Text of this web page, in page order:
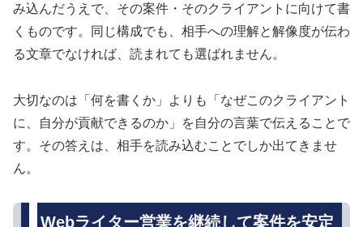
み込んだうえで、その案件・そのクライアントに向けて書
くものです。同じ構成でも、相手への理解と解像度が伝わ
る文章でなければ、読まれても選ばれません。
大切なのは「何を書くか」よりも「なぜこのクライアント
に、自分が貢献できるのか」を自分の言葉で伝えることで
す。その答えは、相手を読み込むことでしか出てきませ
ん。
Webライター営業を継続して案件を安定